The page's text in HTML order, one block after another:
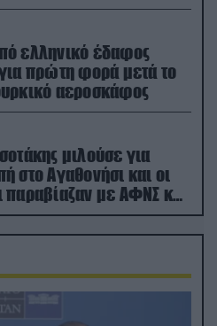
ελληνικό έδαφος
πρώτη φορά μετά το
αεροσκάφος
μιλούσε για
στο Αγαθονήσι και οι
παραβίαζαν με ΑΦΝΣ και